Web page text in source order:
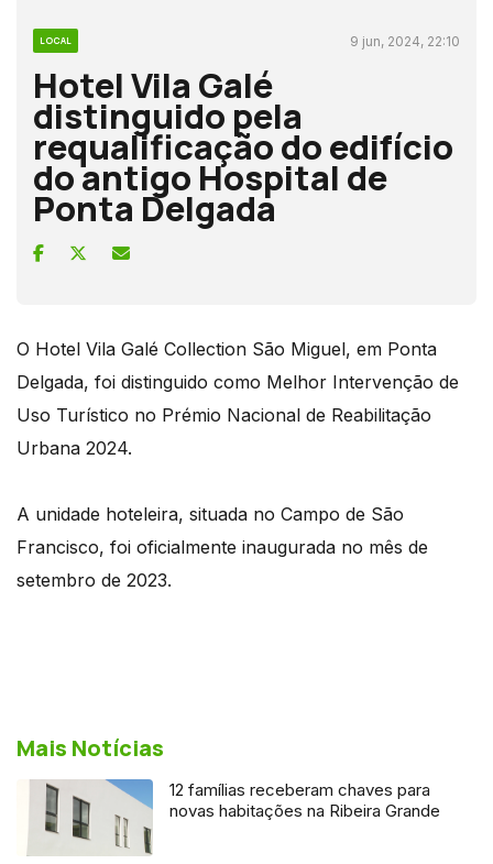
LOCAL 9 jun, 2024, 22:10
Hotel Vila Galé
distinguido pela
requalificação do edifício
do antigo Hospital de
Ponta Delgada
O Hotel Vila Galé Collection São Miguel, em Ponta
Delgada, foi distinguido como Melhor Intervenção de
Uso Turístico no Prémio Nacional de Reabilitação
Urbana 2024.
A unidade hoteleira, situada no Campo de São
Francisco, foi oficialmente inaugurada no mês de
setembro de 2023.
Mais Notícias
12 famílias receberam chaves para
novas habitações na Ribeira Grande